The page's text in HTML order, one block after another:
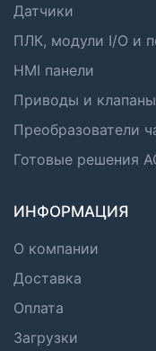
Датчики
ПЛК, модули I/O и
HMI панели
Приводы и клапаны
Преобразователи
Готовые решения
ИНФОРМАЦИЯ
О компании
Доставка
Оплата
Загрузки